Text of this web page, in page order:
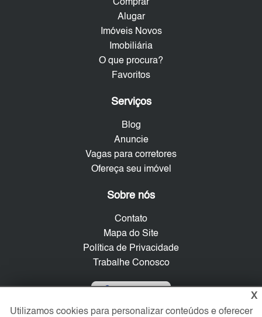
Comprar
Alugar
Imóveis Novos
Imobiliária
O que procura?
Favoritos
Serviços
Blog
Anuncie
Vagas para corretores
Ofereça seu imóvel
Sobre nós
Contato
Mapa do Site
Política de Privacidade
Trabalhe Conosco
X
Utilizamos cookies para personalizar conteúdos e oferecer